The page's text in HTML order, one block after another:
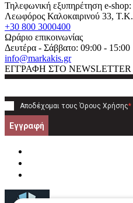
Τηλεφωνική εξυπηρέτηση e-shop:
Λεωφόρος Καλοκαιρινού 33, T.K.
+30 800 3000400
Ωράριο επικοινωνίας
Δευτέρα - Σάββατο: 09:00 - 15:00
info@markakis.gr
ΕΓΓΡΑΦΗ ΣΤΟ NEWSLETTER
Αποδέχομαι τους Όρους Χρήσης*
Εγγραφή